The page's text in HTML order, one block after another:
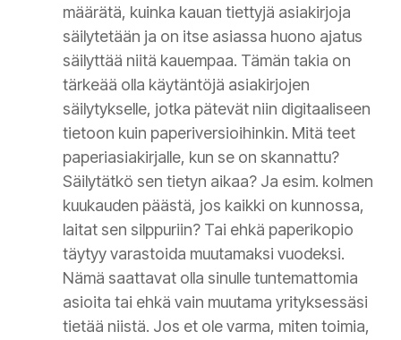
määrätä, kuinka kauan tiettyjä asiakirjoja
säilytetään ja on itse asiassa huono ajatus
säilyttää niitä kauempaa. Tämän takia on
tärkeää olla käytäntöjä asiakirjojen
säilytykselle, jotka pätevät niin digitaaliseen
tietoon kuin paperiversioihinkin. Mitä teet
paperiasiakirjalle, kun se on skannattu?
Säilytätkö sen tietyn aikaa? Ja esim. kolmen
kuukauden päästä, jos kaikki on kunnossa,
laitat sen silppuriin? Tai ehkä paperikopio
täytyy varastoida muutamaksi vuodeksi.
Nämä saattavat olla sinulle tuntemattomia
asioita tai ehkä vain muutama yrityksessäsi
tietää niistä. Jos et ole varma, miten toimia,